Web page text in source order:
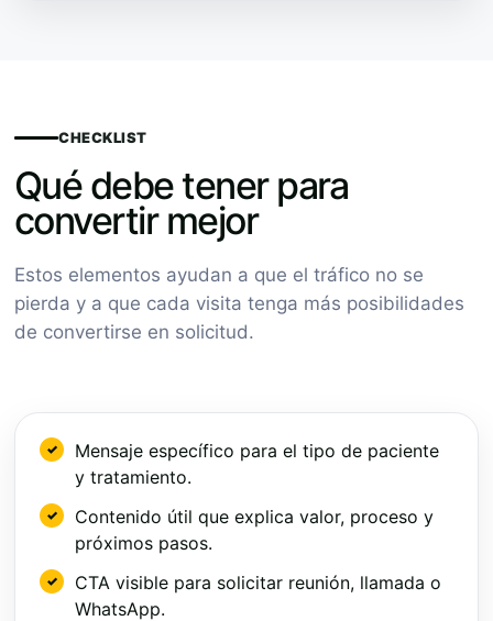
CHECKLIST
Qué debe tener para
convertir mejor
Estos elementos ayudan a que el tráfico no se
pierda y a que cada visita tenga más posibilidades
de convertirse en solicitud.
Mensaje específico para el tipo de paciente
y tratamiento.
Contenido útil que explica valor, proceso y
próximos pasos.
CTA visible para solicitar reunión, llamada o
WhatsApp.